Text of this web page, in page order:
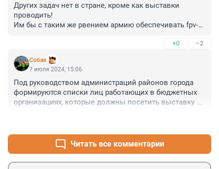
Других задач нет в стране, кроме как выставки
проводить!
Им бы с таким же рвением армию обеспечивать fpv-
+0 –2
Собак
7 июля 2024, 15:06
Под руководством администраций районов города
формируются списки лиц работающих в бюджетных
организациях, которые должны посетить выставку в
освобождаются
Читать все комментарии